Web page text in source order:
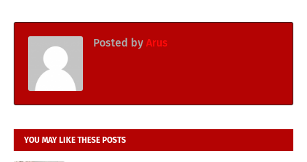
Posted by Arus
YOU MAY LIKE THESE POSTS